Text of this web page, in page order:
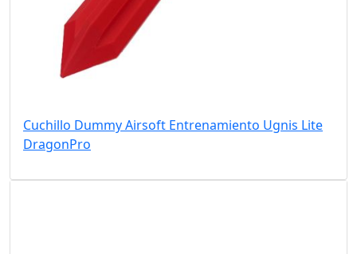
Cuchillo Dummy Airsoft Entrenamiento Ugnis Lite
DragonPro